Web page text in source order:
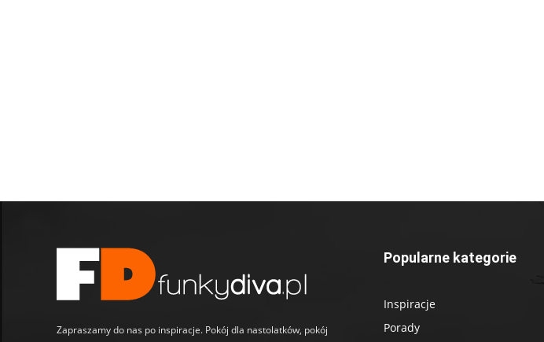
Zapraszamy do nas po inspiracje. Pokój dla nastolatków, pokój
Popularne kategorie
Inspiracje
Porady